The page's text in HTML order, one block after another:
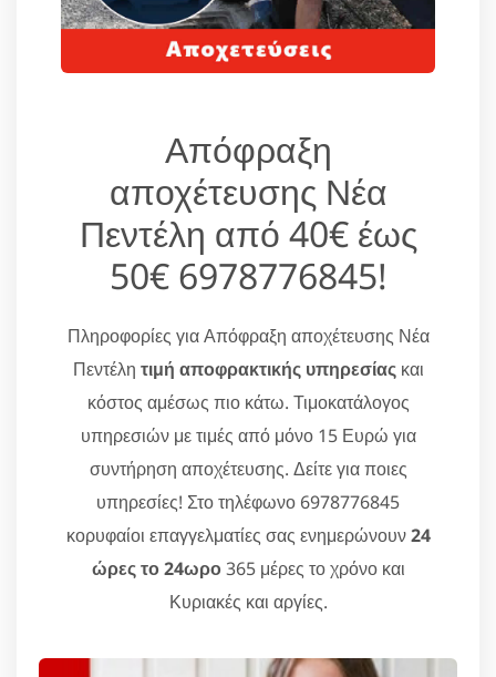
Απόφραξη
αποχέτευσης Νέα
Πεντέλη από 40€ έως
50€ 6978776845!
Πληροφορίες για Απόφραξη αποχέτευσης Νέα
Πεντέλη τιμή αποφρακτικής υπηρεσίαςκαι
κόστος αμέσως πιο κάτω. Τιμοκατάλογος
υπηρεσιών με τιμές από μόνο 15 Ευρώ για
συντήρηση αποχέτευσης. Δείτε για ποιες
υπηρεσίες! Στο τηλέφωνο 6978776845
κορυφαίοι επαγγελματίες σας ενημερώνουν24
ώρες το 24ωρο365 μέρες το χρόνο και
Κυριακές και αργίες.